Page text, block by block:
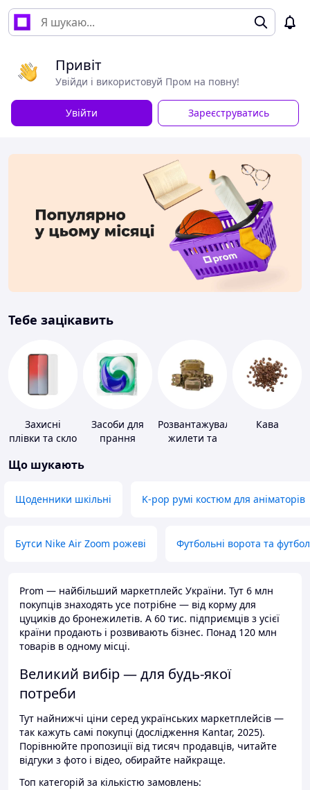
Привіт
Увійди і використовуй Пром на повну!
Увійти Зареєструватись
Тебе зацікавить
Захисні
плівки та скло
портативних
Засоби для
прання
Розвантажувальні
жилети та
Кава
Що шукають
Щоденники шкільні K-pop румі костюм для аніматорів
Бутси Nike Air Zoom рожеві Футбольні ворота та
Prom — найбільший маркетплейс України. Тут 6 млн
покупців знаходять усе потрібне — від корму для
цуциків до бронежилетів. А 60 тис. підприємців з усієї
країни продають і розвивають бізнес. Понад 120 млн
товарів в одному місці.
Великий вибір — для будь-якої
потреби
Тут найнижчі ціни серед українських маркетплейсів —
так кажуть самі покупці (дослідження Kantar, 2025).
Порівнюйте пропозиції від тисяч продавців, читайте
відгуки з фото і відео, обирайте найкраще.
Топ категорій за кількістю замовлень: